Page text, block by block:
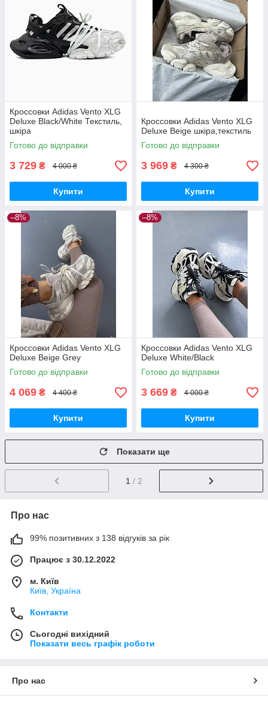
Кроссовки Adidas Vento XLG
Deluxe Black/White Текстиль,
шкіра
Готово до відправки
3 729 ₴ 4 000 ₴
Купити
Кроссовки Adidas Vento XLG
Deluxe Beige шкіра,текстиль
Готово до відправки
3 969 ₴ 4 300 ₴
Купити
–8%
Кроссовки Adidas Vento XLG
Deluxe Beige Grey
Готово до відправки
4 069 ₴ 4 400 ₴
Купити
–8%
Кроссовки Adidas Vento XLG
Deluxe White/Black
Готово до відправки
3 669 ₴ 4 000 ₴
Купити
Показати ще
1 / 2
Про нас
99% позитивних з 138 відгуків за рік
Працює з 30.12.2022
м. Київ
Київ, Україна
Контакти
Сьогодні вихідний
Показати весь графік роботи
Про нас